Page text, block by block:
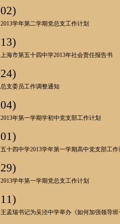
02)
2013学年第二学期党总支工作计划
13)
上海市第五十四中学2013年社会责任报告书
24)
总支委员工作调整通知
04)
2013年第一学期学初中党支部工作计划
01)
五十四中学2013学年第一学期高中党支部工作
29)
2013学年第一学期党总支工作计划
11)
王孟瑞书记为吴泾中学举办《如何加强领导